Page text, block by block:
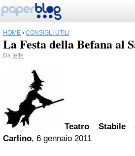
HOME › CONSIGLI UTILI
La Festa della Befana al
Da Ieffe
Teatro Stabile
Carlino, 6 gennaio 2011